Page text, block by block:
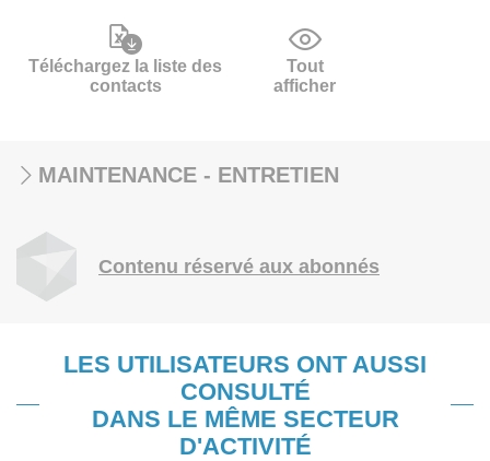
Téléchargez la liste des
contacts
Tout
afficher
MAINTENANCE - ENTRETIEN
Contenu réservé aux abonnés
LES UTILISATEURS ONT AUSSI
CONSULTÉ
DANS LE MÊME SECTEUR
D'ACTIVITÉ